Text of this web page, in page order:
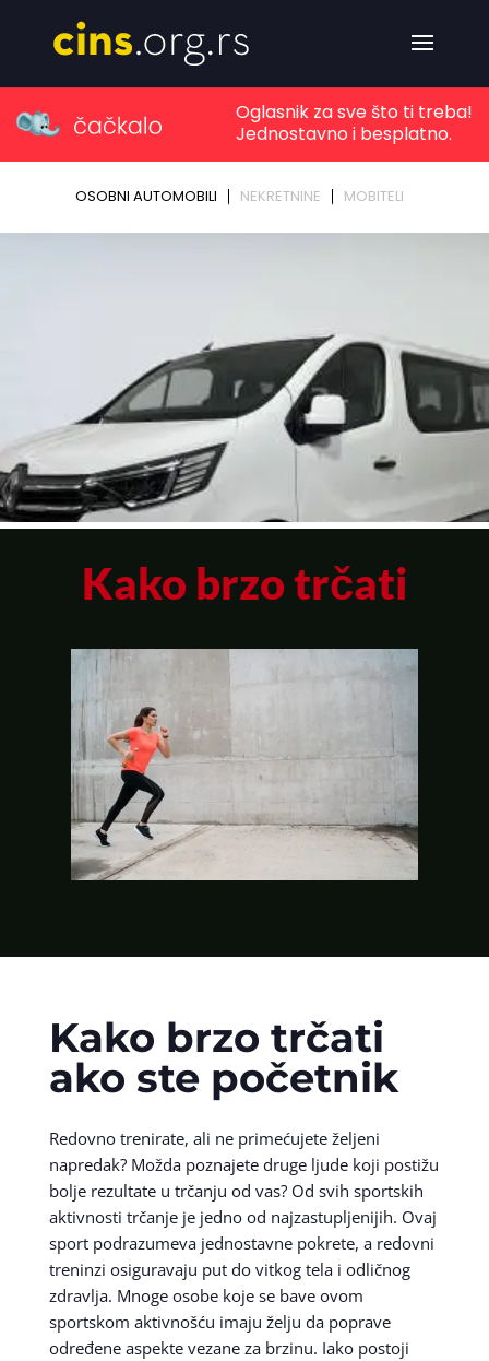
Kako brzo trčati
Kako brzo trčati
ako ste početnik
Redovno trenirate, ali ne primećujete željeni
napredak? Možda poznajete druge ljude koji postižu
bolje rezultate u trčanju od vas? Od svih sportskih
aktivnosti trčanje je jedno od najzastupljenijih. Ovaj
sport podrazumeva jednostavne pokrete, a redovni
treninzi osiguravaju put do vitkog tela i odličnog
zdravlja. Mnoge osobe koje se bave ovom
sportskom aktivnošću imaju želju da poprave
određene aspekte vezane za brzinu. Iako postoji